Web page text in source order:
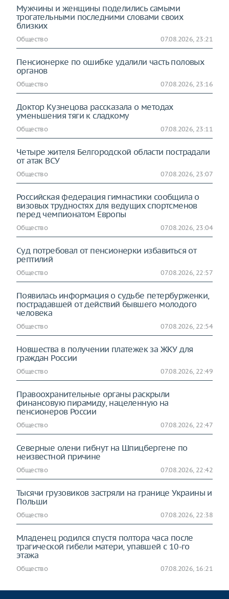
Мужчины и женщины поделились самыми
трогательными последними словами своих
близких
Общество 07.08.2026, 23:21
Пенсионерке по ошибке удалили часть половых
органов
Общество 07.08.2026, 23:16
Доктор Кузнецова рассказала о методах
уменьшения тяги к сладкому
Общество 07.08.2026, 23:11
Четыре жителя Белгородской области пострадали
от атак ВСУ
Общество 07.08.2026, 23:07
Российская федерация гимнастики сообщила о
визовых трудностях для ведущих спортсменов
перед чемпионатом Европы
Общество 07.08.2026, 23:04
Суд потребовал от пенсионерки избавиться от
рептилий
Общество 07.08.2026, 22:57
Появилась информация о судьбе петербурженки,
пострадавшей от действий бывшего молодого
человека
Общество 07.08.2026, 22:54
Новшества в получении платежек за ЖКУ для
граждан России
Общество 07.08.2026, 22:49
Правоохранительные органы раскрыли
финансовую пирамиду, нацеленную на
пенсионеров России
Общество 07.08.2026, 22:47
Северные олени гибнут на Шпицбергене по
неизвестной причине
Общество 07.08.2026, 22:42
Тысячи грузовиков застряли на границе Украины и
Польши
Общество 07.08.2026, 22:38
Младенец родился спустя полтора часа после
трагической гибели матери, упавшей с 10-го
этажа
Общество 07.08.2026, 16:21